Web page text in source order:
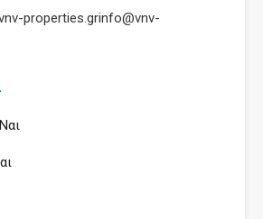
properties.grinfo@vnv-